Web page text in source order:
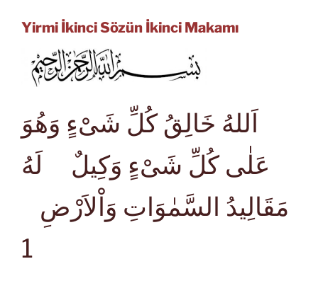
Yirmi İkinci Sözün İkinci Makamı
اَللهُ خَالِقُ كُلِّ شَىْءٍ وَهُوَ
عَلٰى كُلِّ شَىْءٍ وَكِيلٌ لَهُ
مَقَالِيدُ السَّمٰوَاتِ وَاْلاَرْضِ